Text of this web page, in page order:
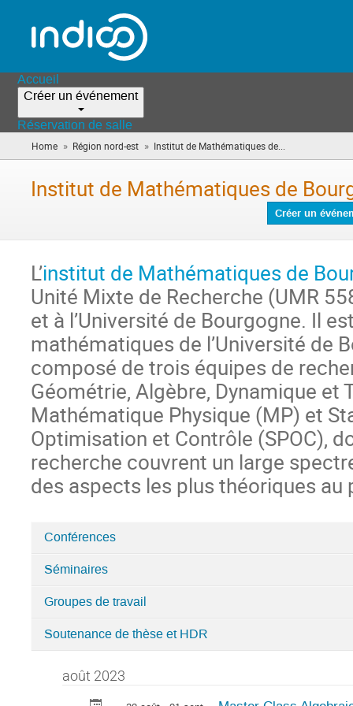
Accueil
Créer un événement
Réservation de salle
Home » Région nord-est » Institut de Mathématiques de...
êtes
Institut de Mathématiques de
Créer un
L’institut de Mathématiques de
Unité Mixte de Recherche (UMR
et à l’Université de Bourgogne. Il
mathématiques de l’Université de
composé de trois équipes de
Géométrie, Algèbre, Dynamique et
Mathématique Physique (MP) et
Optimisation et Contrôle (SPOC),
recherche couvrent un large
des aspects les plus théoriques au
dans
Institut
Mathématiques
de
Bourgogne
Conférences
Séminaires
Groupes de travail
Soutenance de thèse et HDR
août 2023